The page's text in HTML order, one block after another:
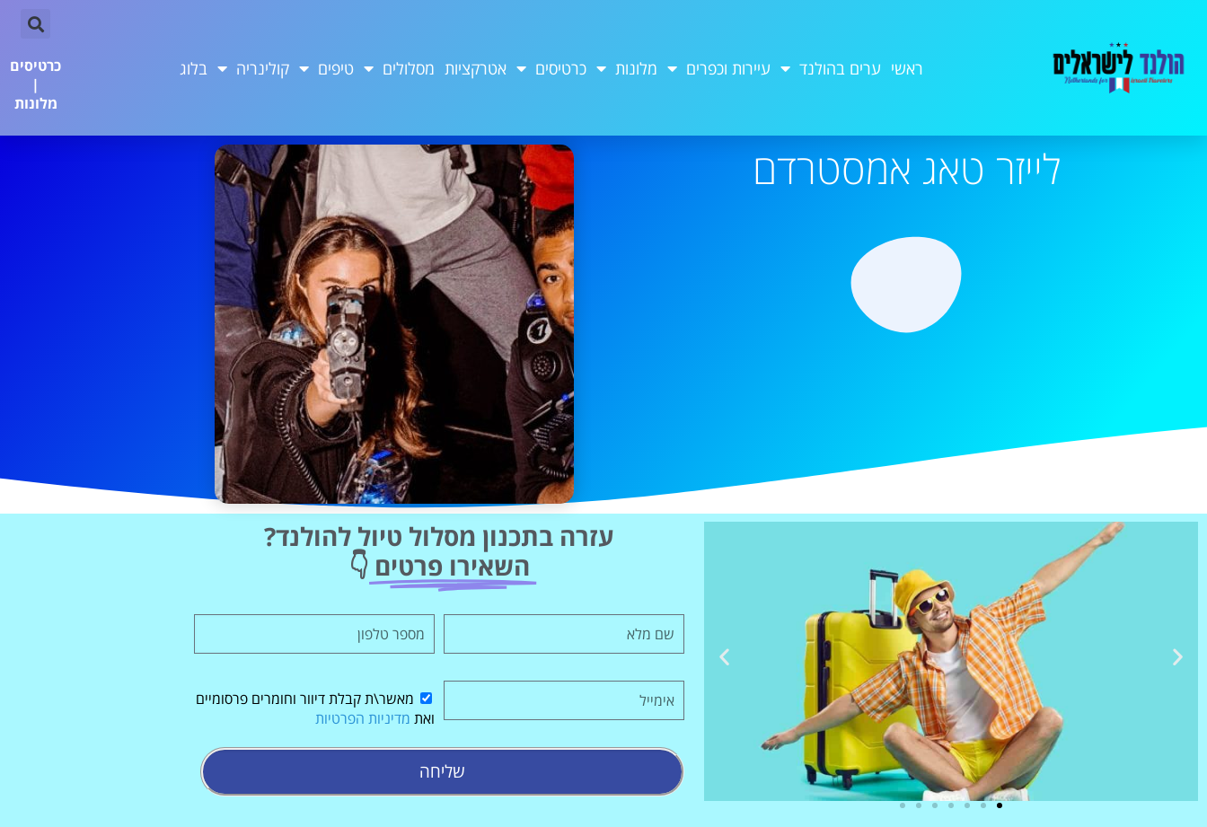
ראשי ערים בהולנד עיירות וכפרים מלונות כרטיסים אטרקציות מסלולים טיפים קולינריה בלוג
כרטיסים
|
מלונות
לייזר טאג אמסטרדם
עזרה בתכנון מסלול טיול להולנד?
השאירו פרטים 👇
מאשר\ת קבלת דיוור וחומרים פרסומיים
ואת מדיניות הפרטיות
שליחה